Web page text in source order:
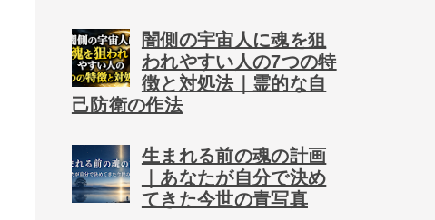
闇側の宇宙人に魂を狙
われやすい人の7つの特
徴と対処法｜霊的な自
己防衛の作法
生まれる前の魂の計画
｜あなたが自分で決め
てきた今世の青写真